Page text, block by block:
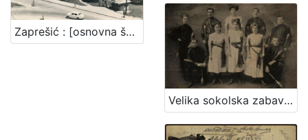
Velika sokolska zabava "Zagrebački zbor" : grupa sokolica i sokola
Zaprešić : [osnovna škola u Zaprešiću]